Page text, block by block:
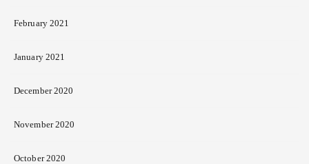
February 2021
January 2021
December 2020
November 2020
October 2020